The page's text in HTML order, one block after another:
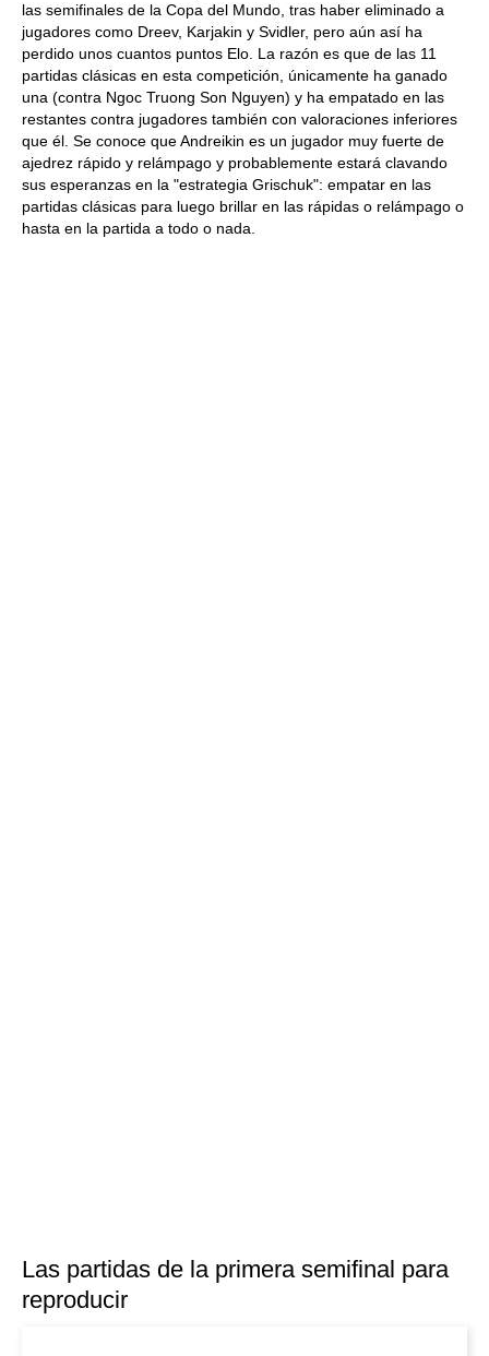
las semifinales de la Copa del Mundo, tras haber eliminado a
jugadores como Dreev, Karjakin y Svidler, pero aún así ha
perdido unos cuantos puntos Elo. La razón es que de las 11
partidas clásicas en esta competición, únicamente ha ganado
una (contra Ngoc Truong Son Nguyen) y ha empatado en las
restantes contra jugadores también con valoraciones inferiores
que él. Se conoce que Andreikin es un jugador muy fuerte de
ajedrez rápido y relámpago y probablemente estará clavando
sus esperanzas en la "estrategia Grischuk": empatar en las
partidas clásicas para luego brillar en las rápidas o relámpago o
hasta en la partida a todo o nada.
Las partidas de la primera semifinal para
reproducir